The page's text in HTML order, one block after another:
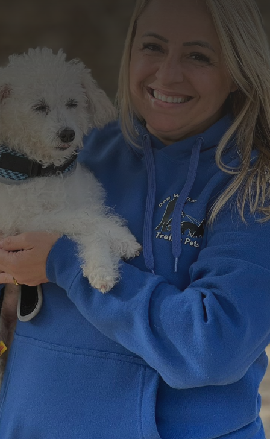
Formulário de Contato
12 + 6 = Enviar